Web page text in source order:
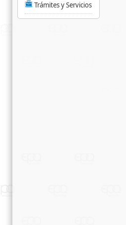
Trámites y Servicios